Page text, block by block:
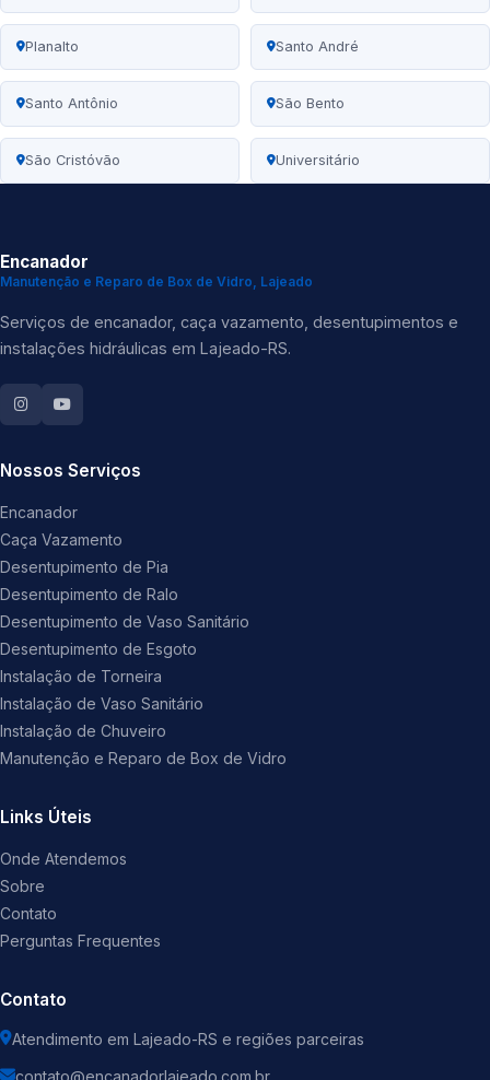
Planalto Santo André
Santo Antônio São Bento
São Cristóvão Universitário
Encanador
Manutenção e Reparo de Box de Vidro, Lajeado
Serviços de encanador, caça vazamento, desentupimentos e
instalações hidráulicas em Lajeado-RS.
Nossos Serviços
Encanador
Caça Vazamento
Desentupimento de Pia
Desentupimento de Ralo
Desentupimento de Vaso Sanitário
Desentupimento de Esgoto
Instalação de Torneira
Instalação de Vaso Sanitário
Instalação de Chuveiro
Manutenção e Reparo de Box de Vidro
Links Úteis
Onde Atendemos
Sobre
Contato
Perguntas Frequentes
Contato
Atendimento em Lajeado-RS e regiões parceiras